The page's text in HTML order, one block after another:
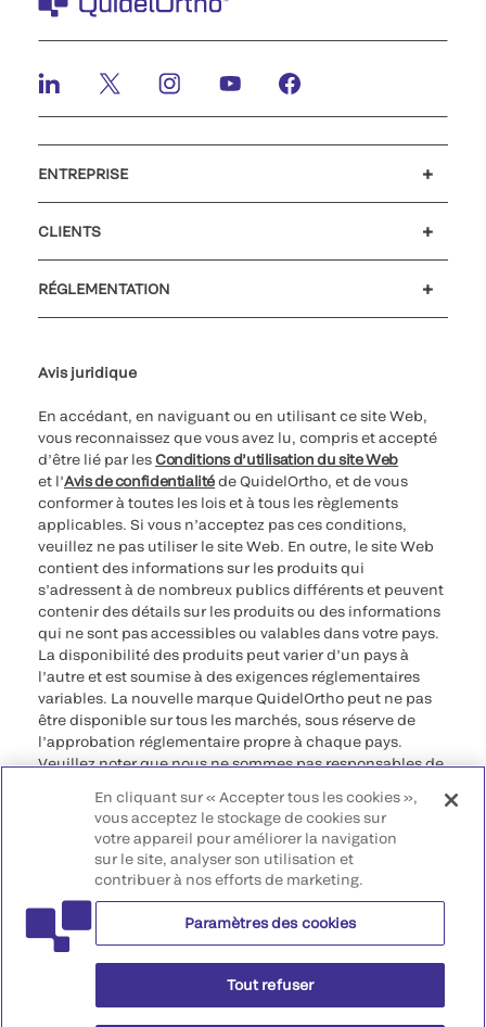
ENTREPRISE
CLIENTS
RÉGLEMENTATION
Avis juridique
En accédant, en naviguant ou en utilisant ce site Web,
vous reconnaissez que vous avez lu, compris et accepté
d’être lié par lesConditions d’utilisation du site Web
et l’Avis de confidentialitéde QuidelOrtho, et de vous
conformer à toutes les lois et à tous les règlements
applicables. Si vous n’acceptez pas ces conditions,
veuillez ne pas utiliser le site Web. En outre, le site Web
contient des informations sur les produits qui
s’adressent à de nombreux publics différents et peuvent
contenir des détails sur les produits ou des informations
qui ne sont pas accessibles ou valables dans votre pays.
La disponibilité des produits peut varier d’un pays à
l’autre et est soumise à des exigences réglementaires
variables. La nouvelle marque QuidelOrtho peut ne pas
être disponible sur tous les marchés, sous réserve de
l’approbation réglementaire propre à chaque pays.
Veuillez noter que nous ne sommes pas responsables de
conformes à une procédure légale, à une
réglementation, à un enregistrement ou à un usage dans
votre pays d’origine.
©2026 QuidelOrtho Corporation. Tous droits réservés.
QuidelOrtho Corporation
9975 Summers Ridge Road, San Diego, CA 92121, USA
En cliquant sur « Accepter tous les cookies »,
vous acceptez le stockage de cookies sur
votre appareil pour améliorer la navigation
sur le site, analyser son utilisation et
contribuer à nos efforts de marketing.
Paramètres des cookies
Tout refuser